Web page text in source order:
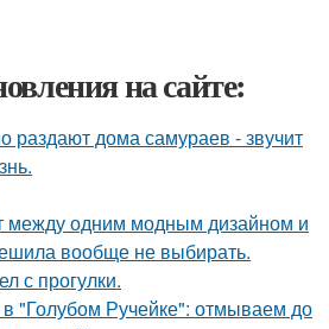
на сайте:
раздают дома самураев - звучит
между одним модным дизайном и
вообще не выбирать.
с прогулки.
в "Голубом Ручейке": отмываем до